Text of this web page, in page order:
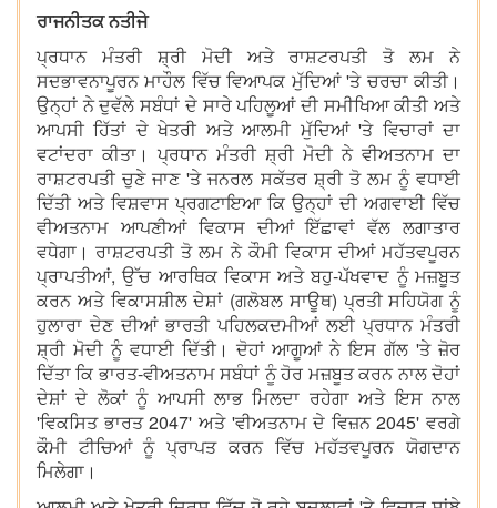
ਰਾਜਨੀਤਕ ਨਤੀਜੇ
ਪ੍ਰਧਾਨ ਮੰਤਰੀ ਸ਼੍ਰੀ ਮੋਦੀ ਅਤੇ ਰਾਸ਼ਟਰਪਤੀ ਤੋ ਲਮ ਨੇ
ਸਦਭਾਵਨਾਪੂਰਨ ਮਾਹੌਲ ਵਿੱਚ ਵਿਆਪਕ ਮੁੱਦਿਆਂ 'ਤੇ ਚਰਚਾ ਕੀਤੀ।
ਉਨ੍ਹਾਂ ਨੇ ਦੁਵੱਲੇ ਸਬੰਧਾਂ ਦੇ ਸਾਰੇ ਪਹਿਲੂਆਂ ਦੀ ਸਮੀਖਿਆ ਕੀਤੀ ਅਤੇ
ਆਪਸੀ ਹਿੱਤਾਂ ਦੇ ਖੇਤਰੀ ਅਤੇ ਆਲਮੀ ਮੁੱਦਿਆਂ 'ਤੇ ਵਿਚਾਰਾਂ ਦਾ
ਵਟਾਂਦਰਾ ਕੀਤਾ। ਪ੍ਰਧਾਨ ਮੰਤਰੀ ਸ਼੍ਰੀ ਮੋਦੀ ਨੇ ਵੀਅਤਨਾਮ ਦਾ
ਰਾਸ਼ਟਰਪਤੀ ਚੁਣੇ ਜਾਣ 'ਤੇ ਜਨਰਲ ਸਕੱਤਰ ਸ਼੍ਰੀ ਤੋ ਲਮ ਨੂੰ ਵਧਾਈ
ਦਿੱਤੀ ਅਤੇ ਵਿਸ਼ਵਾਸ ਪ੍ਰਗਟਾਇਆ ਕਿ ਉਨ੍ਹਾਂ ਦੀ ਅਗਵਾਈ ਵਿੱਚ
ਵੀਅਤਨਾਮ ਆਪਣੀਆਂ ਵਿਕਾਸ ਦੀਆਂ ਇੱਛਾਵਾਂ ਵੱਲ ਲਗਾਤਾਰ
ਵਧੇਗਾ। ਰਾਸ਼ਟਰਪਤੀ ਤੋ ਲਮ ਨੇ ਕੌਮੀ ਵਿਕਾਸ ਦੀਆਂ ਮਹੱਤਵਪੂਰਨ
ਪ੍ਰਾਪਤੀਆਂ, ਉੱਚ ਆਰਥਿਕ ਵਿਕਾਸ ਅਤੇ ਬਹੁ-ਪੱਖਵਾਦ ਨੂੰ ਮਜ਼ਬੂਤ
ਕਰਨ ਅਤੇ ਵਿਕਾਸਸ਼ੀਲ ਦੇਸ਼ਾਂ (ਗਲੋਬਲ ਸਾਊਥ) ਪ੍ਰਤੀ ਸਹਿਯੋਗ ਨੂੰ
ਹੁਲਾਰਾ ਦੇਣ ਦੀਆਂ ਭਾਰਤੀ ਪਹਿਲਕਦਮੀਆਂ ਲਈ ਪ੍ਰਧਾਨ ਮੰਤਰੀ
ਸ਼੍ਰੀ ਮੋਦੀ ਨੂੰ ਵਧਾਈ ਦਿੱਤੀ। ਦੋਹਾਂ ਆਗੂਆਂ ਨੇ ਇਸ ਗੱਲ 'ਤੇ ਜ਼ੋਰ
ਦਿੱਤਾ ਕਿ ਭਾਰਤ-ਵੀਅਤਨਾਮ ਸਬੰਧਾਂ ਨੂੰ ਹੋਰ ਮਜ਼ਬੂਤ ਕਰਨ ਨਾਲ ਦੋਹਾਂ
ਦੇਸ਼ਾਂ ਦੇ ਲੋਕਾਂ ਨੂੰ ਆਪਸੀ ਲਾਭ ਮਿਲਦਾ ਰਹੇਗਾ ਅਤੇ ਇਸ ਨਾਲ
'ਵਿਕਸਿਤ ਭਾਰਤ 2047' ਅਤੇ 'ਵੀਅਤਨਾਮ ਦੇ ਵਿਜ਼ਨ 2045' ਵਰਗੇ
ਕੌਮੀ ਟੀਚਿਆਂ ਨੂੰ ਪ੍ਰਾਪਤ ਕਰਨ ਵਿੱਚ ਮਹੱਤਵਪੂਰਨ ਯੋਗਦਾਨ
ਮਿਲੇਗਾ।